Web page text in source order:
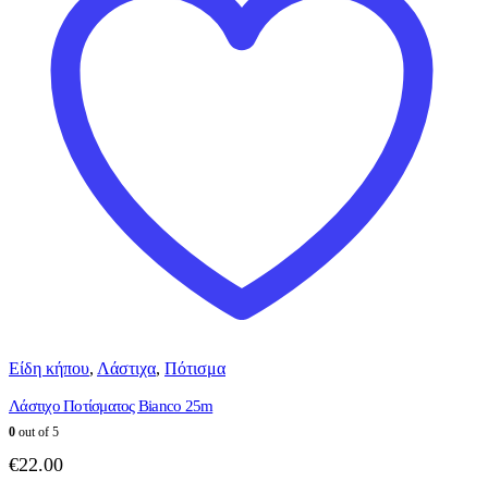
Είδη κήπου, Λάστιχα, Πότισμα
Λάστιχο Ποτίσματος Bianco 25m
0 out of 5
€22.00